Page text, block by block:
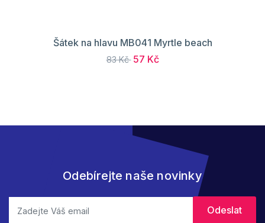
Šátek na hlavu MB041 Myrtle beach
83 Kč 57 Kč
Odebírejte naše novinky